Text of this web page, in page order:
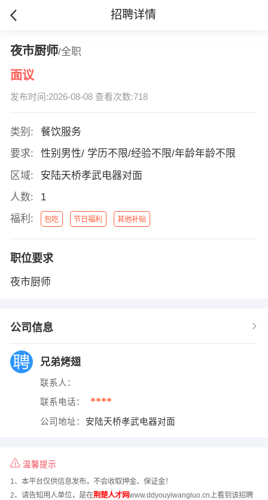
招聘详情
夜市厨师/全职
面议
发布时间:2026-08-08 查看次数:718
类别:
餐饮服务
要求:
性别男性/ 学历不限/经验不限/年龄年龄不限
区域:
安陆天桥孝武电器对面
人数:
1
福利:
包吃 节日福利 其他补贴
职位要求
夜市厨师
公司信息
兄弟烤翅
联系人：
联系电话： ****
公司地址： 安陆天桥孝武电器对面
温馨提示
1、本平台仅供信息发布，不会收取押金、保证金！
2、请告知用人单位，是在荆楚人才网www.ddyouyiwangluo.cn上看到该招聘